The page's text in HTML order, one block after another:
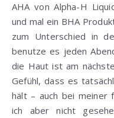
AHA von Alpha-H
und mal ein BHA
zum Unterschied in
benutze es jeden
die Haut ist am
Gefühl, dass es
hält – auch bei meiner
ich aber nicht